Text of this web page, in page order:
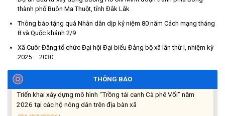
thành phố Buôn Ma Thuột, tỉnh Đắk Lắk
Thông báo tặng quà Nhân dân dịp kỷ niệm 80 năm Cách mạng tháng
8 và Quốc khánh 2/9
Xã Cuôr Đăng tổ chức Đại hội Đại biểu Đảng bộ xã lần thứ I, nhiệm kỳ
2025 – 2030
THÔNG BÁO
Thông báo về thực hiện Luật tương trợ tư pháp về dân sự và
(04/08/2026)
Thông báo cảnh báo lừa đảo liên quan đến thủ tục đất đai
Triển khai xây dựng mô hình “Trồng tái canh Cà phê Vối” năm
2026 tại các hộ nông dân trên địa bàn xã